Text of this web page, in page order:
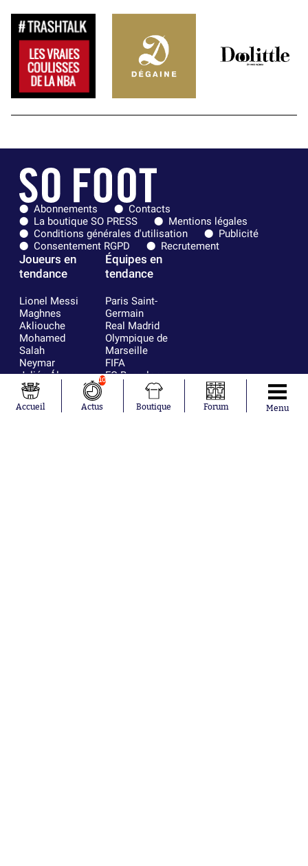
Abonnements
Contacts
La boutique SO PRESS
Mentions légales
Conditions générales d'utilisation
Publicité
Consentement RGPD
Recrutement
Joueurs en
tendance
Lionel Messi
Maghnes
Akliouche
Mohamed
Salah
Neymar
Julián Álvarez
Ferrán Torres
Kilian Corredor
Franco
Équipes en
tendance
Paris Saint-
Germain
Real Madrid
Olympique de
Marseille
FIFA
FC Barcelone
Argentine
Olympique
lyonnais
Accueil
10
Actus Boutique Forum Menu